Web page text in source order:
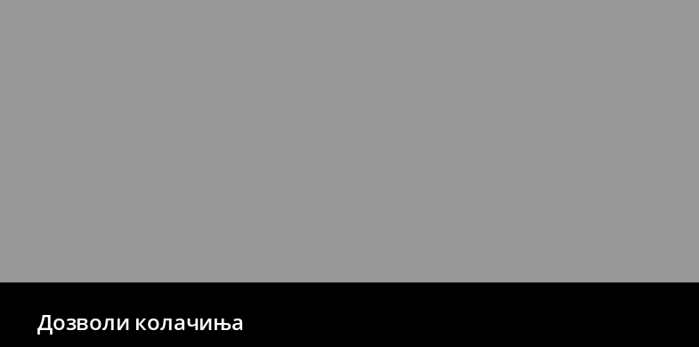
Дозволи колачиња